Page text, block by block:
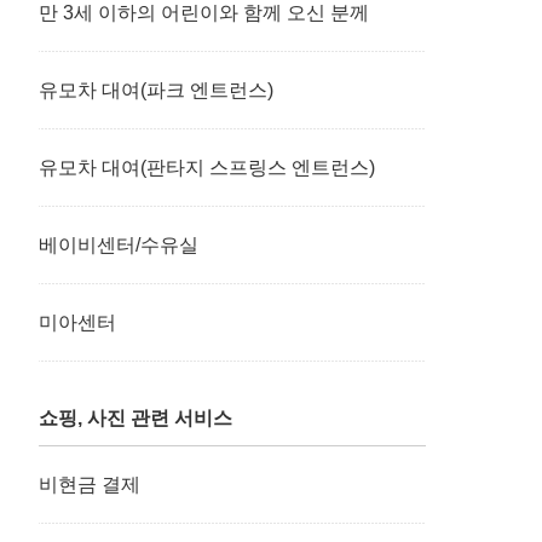
만 3세 이하의 어린이와 함께 오신 분께
유모차 대여(파크 엔트런스)
유모차 대여(판타지 스프링스 엔트런스)
베이비센터/수유실
미아센터
쇼핑, 사진 관련 서비스
비현금 결제